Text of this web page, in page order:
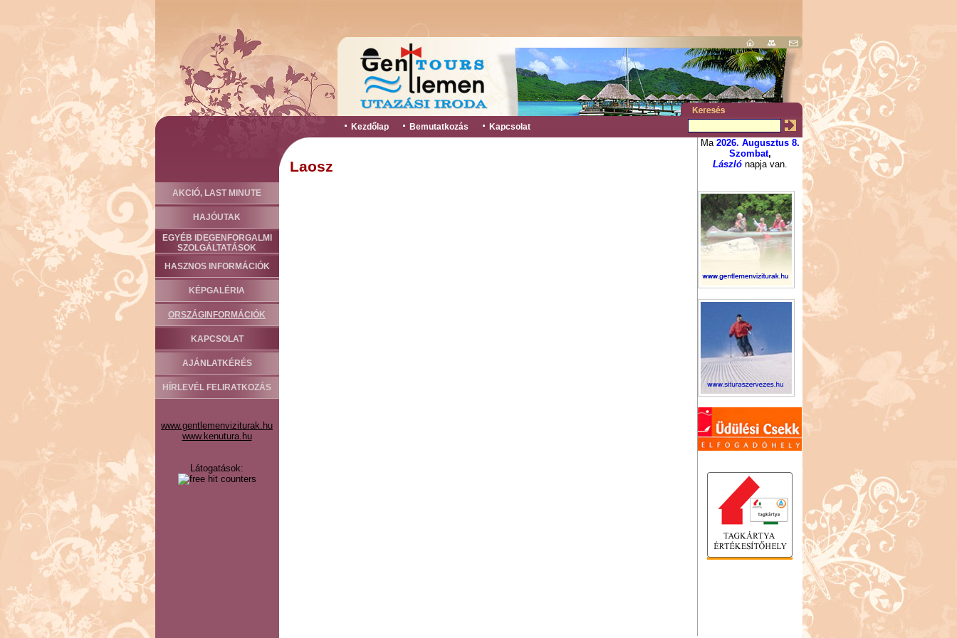
Kezdőlap Bemutatkozás Kapcsolat
AKCIÓ, LAST MINUTE
HAJÓUTAK
EGYÉB IDEGENFORGALMI
SZOLGÁLTATÁSOK
HASZNOS INFORMÁCIÓK
KÉPGALÉRIA
ORSZÁGINFORMÁCIÓK
KAPCSOLAT
AJÁNLATKÉRÉS
HÍRLEVÉL FELIRATKOZÁS
www.gentlemenviziturak.hu
www.kenutura.hu
Látogatások:
Ma 2026. Augusztus 8.
Szombat,
Lászlónapja van.
Laosz